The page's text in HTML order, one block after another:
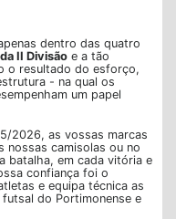
dentro das quatro
II Divisão e a tão
o resultado do esforço,
- na qual os
um papel
2026, as vossas marcas
nossas camisolas ou no
batalha, em cada vitória e
confiança foi o
e equipa técnica as
do Portimonense e